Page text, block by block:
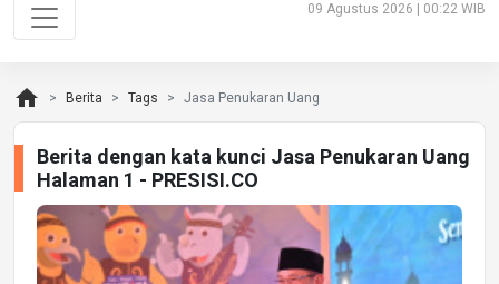
09 Agustus 2026 | 00:22 WIB
home Berita Tags Jasa Penukaran Uang
Berita dengan kata kunci Jasa Penukaran Uang
Halaman 1 - PRESISI.CO